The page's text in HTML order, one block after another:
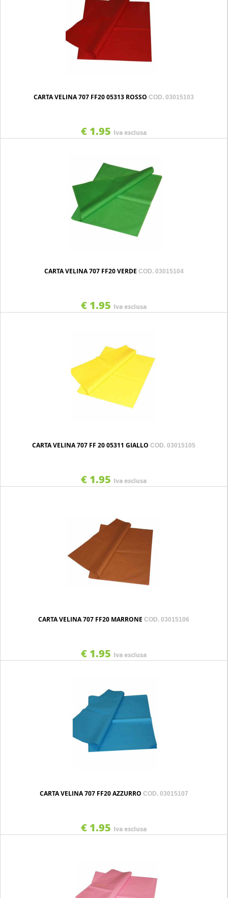
CARTA VELINA 707 FF20 05313 ROSSO COD. 03015103
€ 1.95 Iva esclusa
CARTA VELINA 707 FF20 VERDE COD. 03015104
€ 1.95 Iva esclusa
CARTA VELINA 707 FF 20 05311 GIALLO COD. 03015105
€ 1.95 Iva esclusa
CARTA VELINA 707 FF20 MARRONE COD. 03015106
€ 1.95 Iva esclusa
CARTA VELINA 707 FF20 AZZURRO COD. 03015107
€ 1.95 Iva esclusa